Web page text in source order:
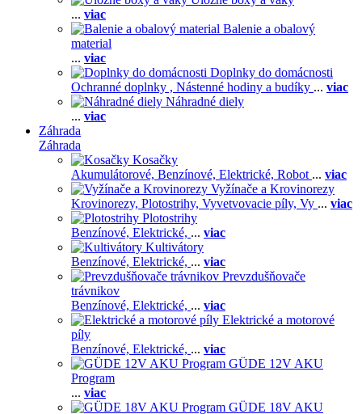
... viac
Balenie a obalový
material
... viac
Doplnky do domácnosti
Ochranné doplnky , Nástenné hodiny a budíky ... viac
Náhradné diely
... viac
Záhrada
Záhrada
Kosačky
Akumulátorové, Benzínové, Elektrické, Robot ... viac
Vyžínače a Krovinorezy
Krovinorezy, Plotostrihy, Vyvetvovacie píly, Vy ... viac
Plotostrihy
Benzínové, Elektrické, ... viac
Kultivátory
Benzínové, Elektrické, ... viac
Prevzdušňovače
trávnikov
Benzínové, Elektrické, ... viac
Elektrické a motorové
píly
Benzínové, Elektrické, ... viac
GÜDE 12V AKU
Program
... viac
GÜDE 18V AKU